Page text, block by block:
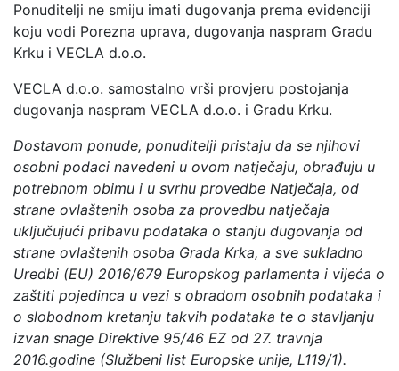
Ponuditelji ne smiju imati dugovanja prema evidenciji
koju vodi Porezna uprava, dugovanja naspram Gradu
Krku i VECLA d.o.o.
VECLA d.o.o. samostalno vrši provjeru postojanja
dugovanja naspram VECLA d.o.o. i Gradu Krku.
Dostavom ponude, ponuditelji pristaju da se njihovi
osobni podaci navedeni u ovom natječaju, obrađuju u
potrebnom obimu i u svrhu provedbe Natječaja, od
strane ovlaštenih osoba za provedbu natječaja
uključujući pribavu podataka o stanju dugovanja od
strane ovlaštenih osoba Grada Krka, a sve sukladno
Uredbi (EU) 2016/679 Europskog parlamenta i vijeća o
zaštiti pojedinca u vezi s obradom osobnih podataka i
o slobodnom kretanju takvih podataka te o stavljanju
izvan snage Direktive 95/46 EZ od 27. travnja
2016.godine (Službeni list Europske unije, L119/1).